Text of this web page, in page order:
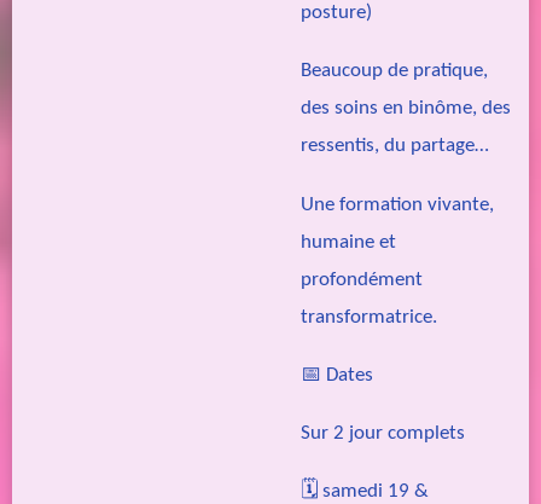
posture)
Beaucoup de pratique,
des soins en binôme, des
ressentis, du partage…
Une formation vivante,
humaine et
profondément
transformatrice.
📅 Dates
Sur 2 jour complets
🗓 samedi 19 &